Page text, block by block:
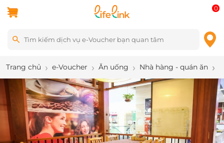
0
Trang chủ e-Voucher Ăn uống Nhà hàng - quán ăn